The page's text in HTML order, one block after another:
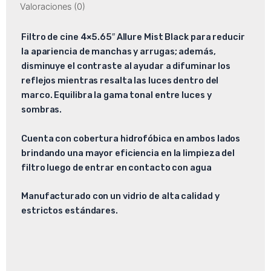
Valoraciones (0)
Filtro de cine 4×5.65″ Allure Mist Black para reducir
la apariencia de manchas y arrugas; además,
disminuye el contraste al ayudar a difuminar los
reflejos mientras resalta las luces dentro del
marco. Equilibra la gama tonal entre luces y
sombras.
Cuenta con cobertura hidrofóbica en ambos lados
brindando una mayor eficiencia en la limpieza del
filtro luego de entrar en contacto con agua
Manufacturado con un vidrio de alta calidad y
estrictos estándares.